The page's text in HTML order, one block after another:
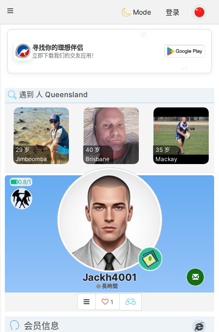
AustraliaChat
Toggle
Mode 登录
💖
💕
寻找你的理想伴侣
立即下载我们的交友应用！
遇到 人 Queensland
29 岁
Jimboomba
40 岁
Brisbane
35 岁
Mackay
0.8/1
0
Jackh4001
長時間
1
会员信息